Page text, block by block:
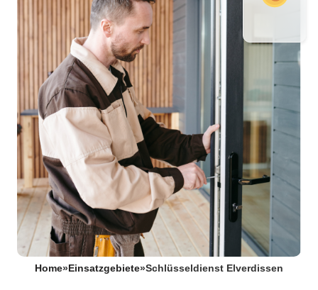
Home» Einsatzgebiete»Schlüsseldienst Elverdissen